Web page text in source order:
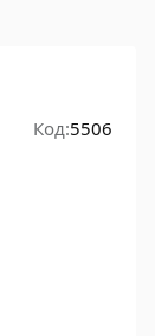
Код:5506